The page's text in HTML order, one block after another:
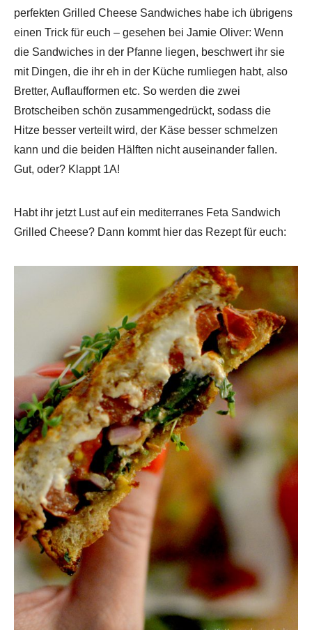
perfekten Grilled Cheese Sandwiches habe ich übrigens
einen Trick für euch – gesehen bei Jamie Oliver: Wenn
die Sandwiches in der Pfanne liegen, beschwert ihr sie
mit Dingen, die ihr eh in der Küche rumliegen habt, also
Bretter, Auflaufformen etc. So werden die zwei
Brotscheiben schön zusammengedrückt, sodass die
Hitze besser verteilt wird, der Käse besser schmelzen
kann und die beiden Hälften nicht auseinander fallen.
Gut, oder? Klappt 1A!
Habt ihr jetzt Lust auf ein mediterranes Feta Sandwich
Grilled Cheese? Dann kommt hier das Rezept für euch: